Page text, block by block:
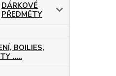
DÁRKOVÉ
PŘEDMĚTY
BOILIES,
.....